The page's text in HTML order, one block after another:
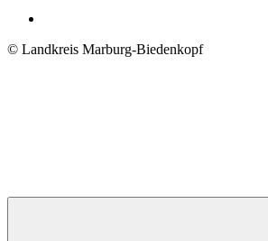
© Landkreis Marburg-Biedenkopf